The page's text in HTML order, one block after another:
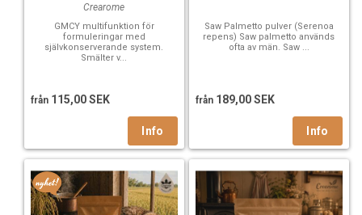
Crearome
GMCY multifunktion för
formuleringar med
självkonserverande system.
Smälter v...
från 115,00 SEK
Saw Palmetto pulver (Serenoa
repens) Saw palmetto används
ofta av män. Saw ...
från 189,00 SEK